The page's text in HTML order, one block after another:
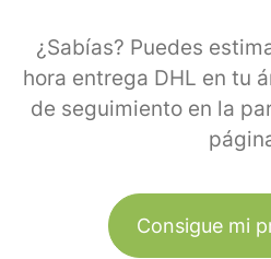
¿Sabías? Puedes
hora entrega DHL en tu
de seguimiento en la
Consigue mi